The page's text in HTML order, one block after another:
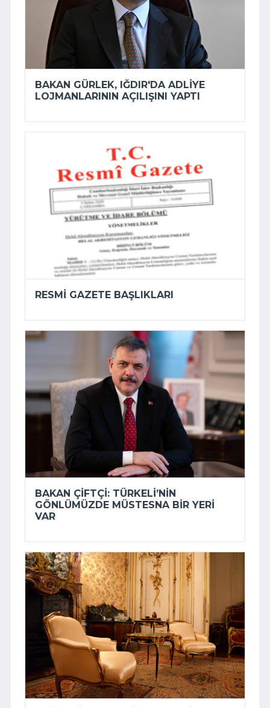
BAKAN GÜRLEK, IĞDIR'DA ADLIYE
LOJMANLARININ AÇILIŞINI YAPTI
RESMI GAZETE BAŞLIKLARI
BAKAN ÇIFTÇI: TÜRKELI’NIN
GÖNLÜMÜZDE MÜSTESNA BIR YERI
VAR